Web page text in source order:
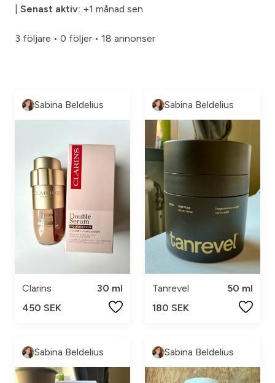
Senast aktiv: +1 månad sen
3 följare • 0 följer • 18 annonser
Sabina Beldelius
Clarins
30 ml
450 SEK
Sabina Beldelius
Tanrevel
50 ml
180 SEK
Sabina Beldelius Sabina Beldelius